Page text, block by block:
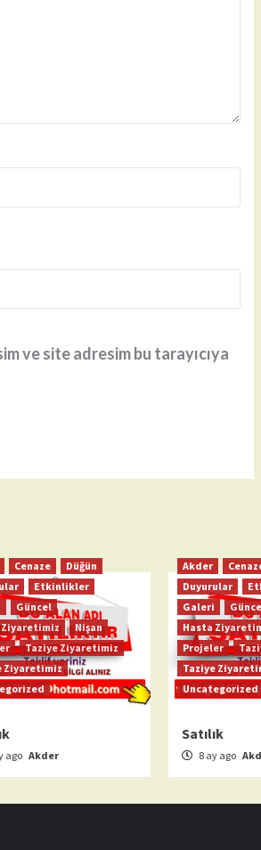
ve site adresim bu tarayıcıya
Cenaze
Düğün
Etkinlikler
Güncel
Ziyaretimiz
Nişan
Taziye Ziyaretimiz
Ziyaretimiz
ago Akder
Akder
Duyurular
Galeri
Hasta
Projeler
Taziye
Uncategorized
Satılık
8 ay ago